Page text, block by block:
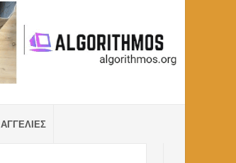
ΑΓΓΕΛΙΕΣ